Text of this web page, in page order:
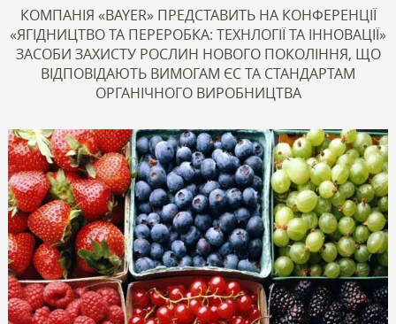
КОМПАНІЯ «BAYER» ПРЕДСТАВИТЬ НА КОНФЕРЕНЦІЇ
«ЯГІДНИЦТВО ТА ПЕРЕРОБКА: ТЕХНЛОГІЇ ТА ІННОВАЦІЇ»
ЗАСОБИ ЗАХИСТУ РОСЛИН НОВОГО ПОКОЛІННЯ, ЩО
ВІДПОВІДАЮТЬ ВИМОГАМ ЄС ТА СТАНДАРТАМ
ОРГАНІЧНОГО ВИРОБНИЦТВА